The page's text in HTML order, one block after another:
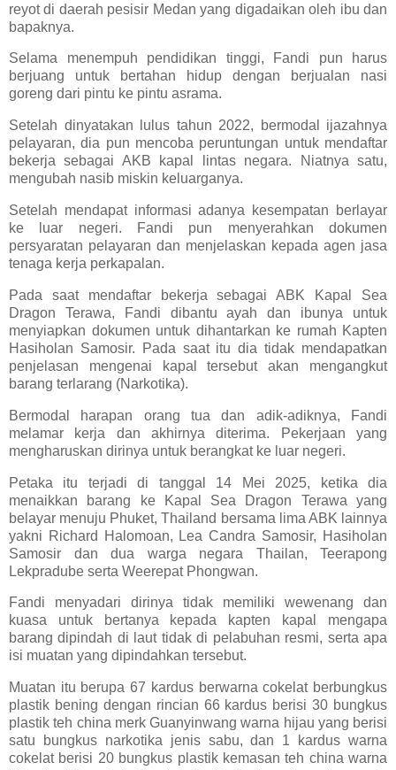
reyot di daerah pesisir Medan yang digadaikan oleh ibu dan
bapaknya.
Selama menempuh pendidikan tinggi, Fandi pun harus
berjuang untuk bertahan hidup dengan berjualan nasi
goreng dari pintu ke pintu asrama.
Setelah dinyatakan lulus tahun 2022, bermodal ijazahnya
pelayaran, dia pun mencoba peruntungan untuk mendaftar
bekerja sebagai AKB kapal lintas negara. Niatnya satu,
mengubah nasib miskin keluarganya.
Setelah mendapat informasi adanya kesempatan berlayar
ke luar negeri. Fandi pun menyerahkan dokumen
persyaratan pelayaran dan menjelaskan kepada agen jasa
tenaga kerja perkapalan.
Pada saat mendaftar bekerja sebagai ABK Kapal Sea
Dragon Terawa, Fandi dibantu ayah dan ibunya untuk
menyiapkan dokumen untuk dihantarkan ke rumah Kapten
Hasiholan Samosir. Pada saat itu dia tidak mendapatkan
penjelasan mengenai kapal tersebut akan mengangkut
barang terlarang (Narkotika).
Bermodal harapan orang tua dan adik-adiknya, Fandi
melamar kerja dan akhirnya diterima. Pekerjaan yang
mengharuskan dirinya untuk berangkat ke luar negeri.
Petaka itu terjadi di tanggal 14 Mei 2025, ketika dia
menaikkan barang ke Kapal Sea Dragon Terawa yang
belayar menuju Phuket, Thailand bersama lima ABK lainnya
yakni Richard Halomoan, Lea Candra Samosir, Hasiholan
Samosir dan dua warga negara Thailan, Teerapong
Lekpradube serta Weerepat Phongwan.
Fandi menyadari dirinya tidak memiliki wewenang dan
kuasa untuk bertanya kepada kapten kapal mengapa
barang dipindah di laut tidak di pelabuhan resmi, serta apa
isi muatan yang dipindahkan tersebut.
Muatan itu berupa 67 kardus berwarna cokelat berbungkus
plastik bening dengan rincian 66 kardus berisi 30 bungkus
plastik teh china merk Guanyinwang warna hijau yang berisi
satu bungkus narkotika jenis sabu, dan 1 kardus warna
cokelat berisi 20 bungkus plastik kemasan teh china warna